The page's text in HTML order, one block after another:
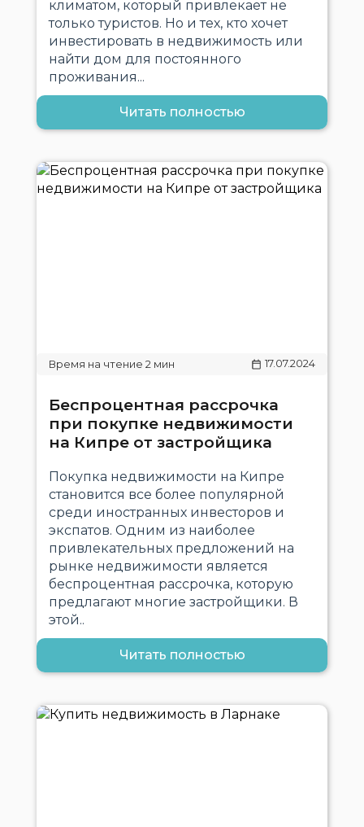
климатом, который привлекает не
только туристов. Но и тех, кто хочет
инвестировать в недвижимость или
найти дом для постоянного
проживания...
Читать полностью
17.07.2024
Беспроцентная рассрочка
при покупке недвижимости
на Кипре от застройщика
Покупка недвижимости на Кипре
становится все более популярной
среди иностранных инвесторов и
экспатов. Одним из наиболее
привлекательных предложений на
рынке недвижимости является
беспроцентная рассрочка, которую
предлагают многие застройщики. В
этой..
Читать полностью